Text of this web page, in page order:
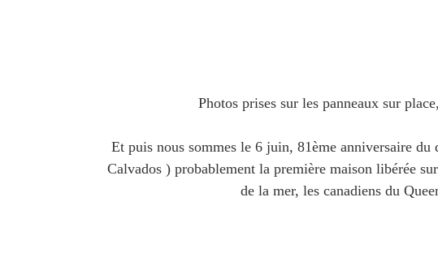
Photos prises sur les panneaux sur
Et puis nous sommes le 6 juin, 81ème anniversaire
Calvados ) probablement la première maison libérée
de la mer, les canadiens du